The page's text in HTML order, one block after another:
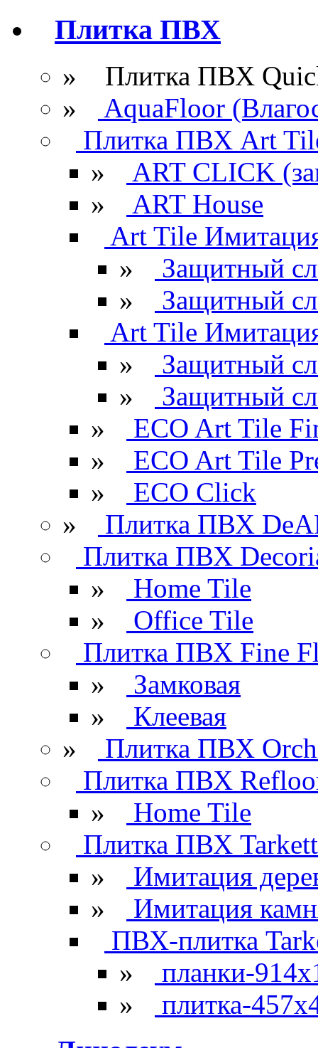
Плитка ПВХ
» Плитка ПВХ
»
AquaFloor
Плитка ПВХ Art
»
ART CLICK
»
ART House
Art Tile
»
Защитный
»
Защитный
Art Tile
»
Защитный
»
Защитный
»
ECO Art Tile
»
ECO Art Tile
»
ECO Click
»
Плитка ПВХ
Плитка ПВХ
»
Home Tile
»
Office Tile
Плитка ПВХ Fine
»
Замковая
»
Клеевая
»
Плитка ПВХ
Плитка ПВХ
»
Home Tile
Плитка ПВХ Tarkett
»
Имитация
»
Имитация
ПВХ-плитка
»
планки-
»
плитка-